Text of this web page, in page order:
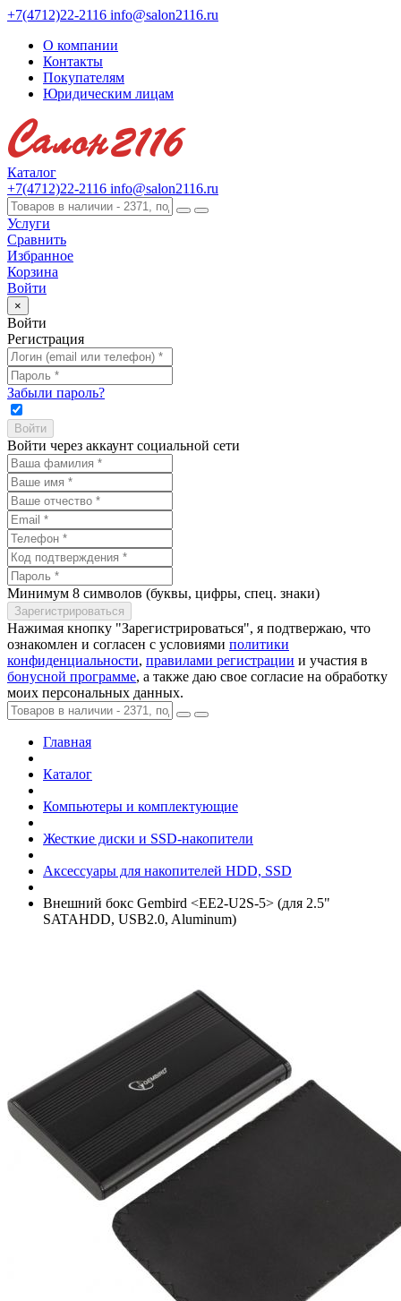
+7(4712)22-2116 info@salon2116.ru
О компании
Контакты
Покупателям
Юридическим лицам
Каталог
+7(4712)22-2116 info@salon2116.ru
Услуги
Сравнить
Избранное
Корзина
Войти
×
Войти
Регистрация
Забыли пароль?
Войти через аккаунт социальной сети
Минимум 8 символов (буквы, цифры, спец. знаки)
Нажимая кнопку "Зарегистрироваться", я подтвержаю, что
ознакомлен и согласен с условиями политики
конфиденциальности, правилами регистрации и участия в
бонусной программе, а также даю свое согласие на обработку
моих персональных данных.
Главная
Каталог
Компьютеры и комплектующие
Жесткие диски и SSD-накопители
Аксессуары для накопителей HDD, SSD
Внешний бокс Gembird <EE2-U2S-5> (для 2.5"
SATAHDD, USB2.0, Aluminum)